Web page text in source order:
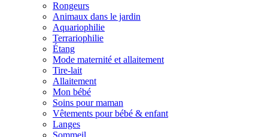
Rongeurs
Animaux dans le jardin
Aquariophilie
Terrariophilie
Étang
Mode maternité et allaitement
Tire-lait
Allaitement
Mon bébé
Soins pour maman
Vêtements pour bébé & enfant
Langes
Sommeil